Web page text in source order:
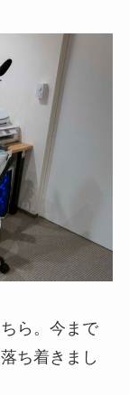
ら。今まで
ち着きまし